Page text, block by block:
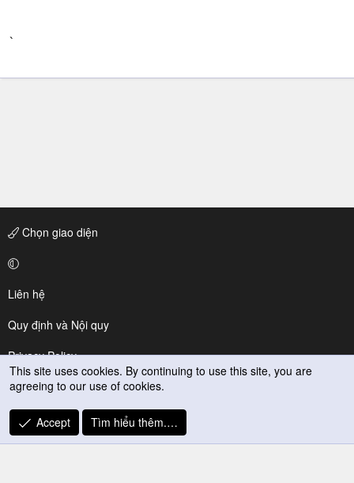
`
Chọn giao diện
Liên hệ
Quy định và Nội quy
Privacy Policy
Trợ giúp
R
S
This site uses cookies. By continuing to use this site, you are
agreeing to our use of cookies.
Accept Tìm hiểu thêm.…